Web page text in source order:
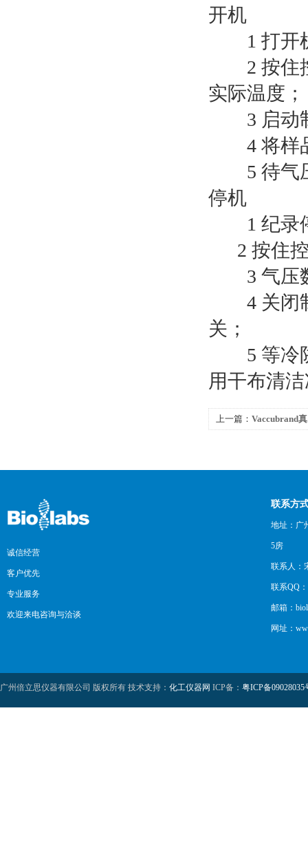
开机
1 打开机
2 按住控
实际温度；
3 启动制
4 将样品
5 待气压
停机
1 纪录
2 按住控
3 气压数
4 关闭制
关；
5 等冷阱
用干布清
上一篇： Vaccubrand
诚信经营
客户优先
专业服务
欢迎来电咨询与洽谈
联系方
地址：广
5房
联系人：
联系QQ
邮箱：
网址：
广州倍立思仪器有限公司 版权所有 技术支持： 化工仪器网 ICP备： 粤ICP备09028035